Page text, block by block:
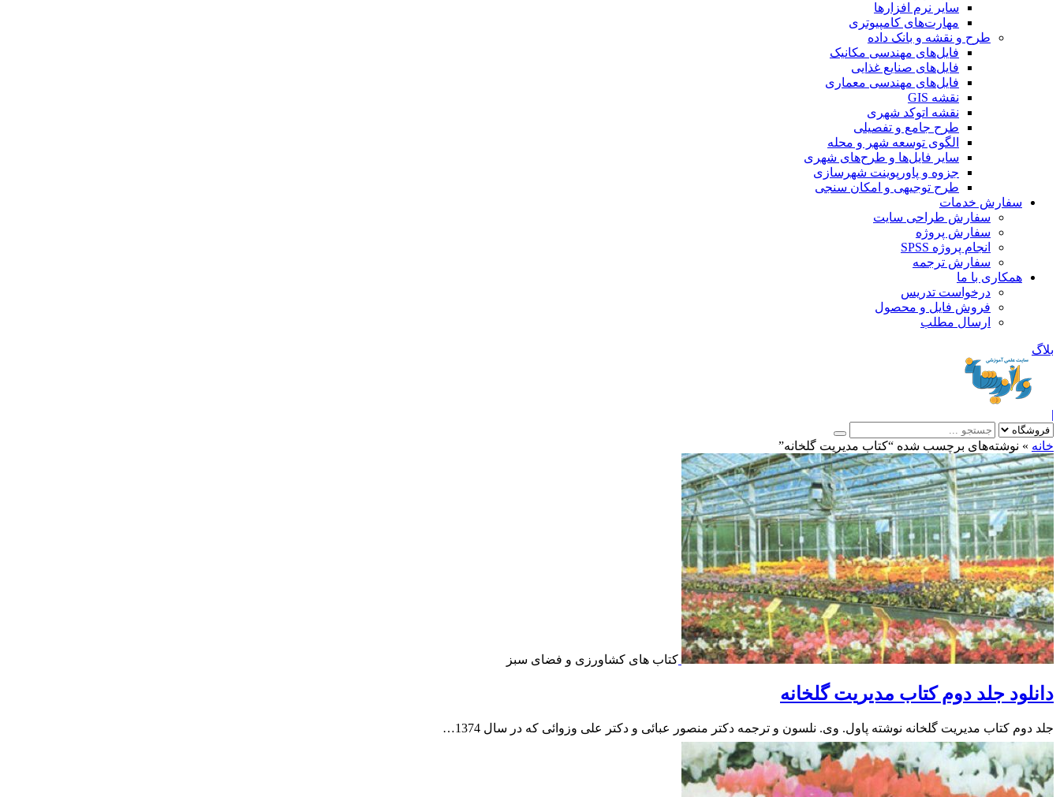
سایر نرم افزارها
مهارت‌های کامپیوتری
طرح و نقشه و بانک داده
فایل‌های مهندسی مکانیک
فایل‌های صنایع غذایی
فایل‌های مهندسی معماری
نقشه GIS
نقشه اتوکد شهری
طرح جامع و تفصیلی
الگوی توسعه شهر و محله
سایر فایل‌ها و طرح‌های شهری
جزوه و پاورپوینت شهرسازی
طرح توجیهی و امکان سنجی
سفارش خدمات
سفارش طراحی سایت
سفارش پروژه
انجام پروژه SPSS
سفارش ترجمه
همکاری با ما
درخواست تدریس
فروش فایل و محصول
ارسال مطلب
بلاگ
|
خانه » نوشته‌های برچسب شده “کتاب مدیریت گلخانه”
کتاب های کشاورزی و فضای سبز
دانلود جلد دوم کتاب مدیریت گلخانه
جلد دوم کتاب مدیریت گلخانه نوشته پاول. وی. نلسون و ترجمه دکتر منصور عبائی و دکتر علی وزوائی که در سال 1374…